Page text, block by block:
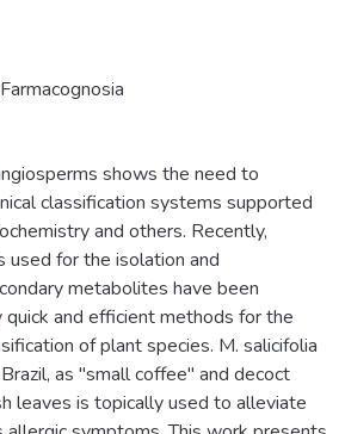
shows the need to
classification systems supported
and others. Recently,
used for the isolation and
metabolites have been
quick and efficient methods for the
of plant species. M. salicifolia
as "small coffee" and decoct
leaves is topically used to alleviate